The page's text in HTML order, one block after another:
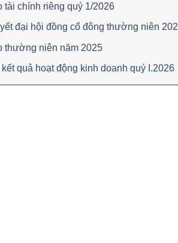
tài chính riêng quý 1/2026
đại hội đồng cổ đông thường niên
thường niên năm 2025
quả hoạt động kinh doanh quý I.2026